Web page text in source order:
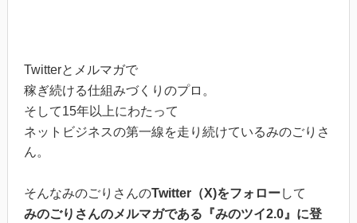
Twitterとメルマガで
稼ぎ続ける仕組みづくりのプロ。
そして15年以上にわたって
ネットビジネスの第一線を走り続けているみのごりさ
ん。
そんなみのごりさんのTwitter（X)をフォローして
みのごりさんのメルマガである『みのツイ2.0』に登